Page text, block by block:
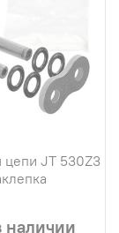
цепи JT 530Z3
наличии